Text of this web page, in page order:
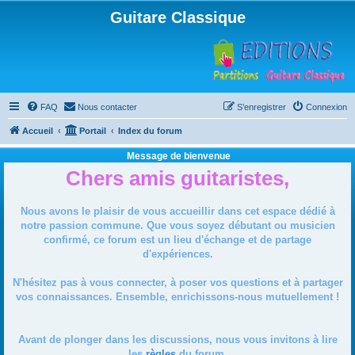
Guitare Classique
FAQ Nous contacter Connexion
S’enregistrer
Accueil Portail Index du forum
Message de bienvenue
Chers amis guitaristes,
Nous avons le plaisir de vous accueillir dans cet espace dédié à
notre passion commune. Que vous soyez débutant ou musicien
confirmé, ce forum est un lieu d'échange et de partage
d'expériences.
N'hésitez pas à vous connecter, à poser vos questions et à partager
vos connaissances. Ensemble, enrichissons-nous mutuellement !
Avant de plonger dans les discussions, nous vous invitons à lire